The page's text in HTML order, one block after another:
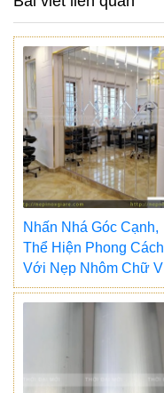
Nhấn Nhá Góc Cạnh,
Thể Hiện Phong Cách
Với Nẹp Nhôm Chữ V